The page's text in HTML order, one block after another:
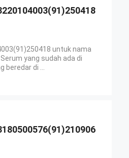
untuk nama
yang sudah ada di
beredar di ...